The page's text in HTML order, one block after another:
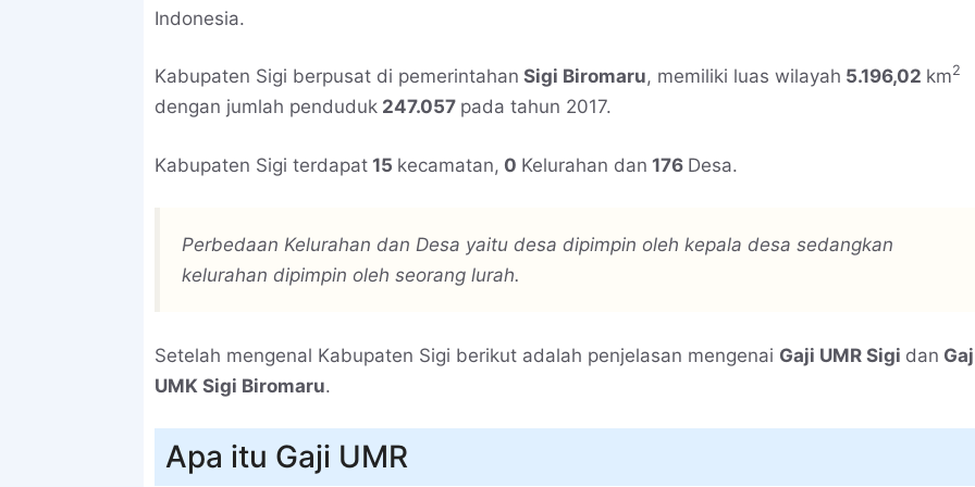
Indonesia.
Kabupaten Sigi berpusat di pemerintahan Sigi Biromaru, memiliki luas wilayah 5.196,02 km2
dengan jumlah penduduk 247.057 pada tahun 2017.
Kabupaten Sigi terdapat 15 kecamatan, 0 Kelurahan dan 176 Desa.
Perbedaan Kelurahan dan Desa yaitu desa dipimpin oleh kepala desa sedangkan
kelurahan dipimpin oleh seorang lurah.
Setelah mengenal Kabupaten Sigi berikut adalah penjelasan mengenai Gaji UMR Sigi dan
UMK Sigi Biromaru.
Apa itu Gaji UMR